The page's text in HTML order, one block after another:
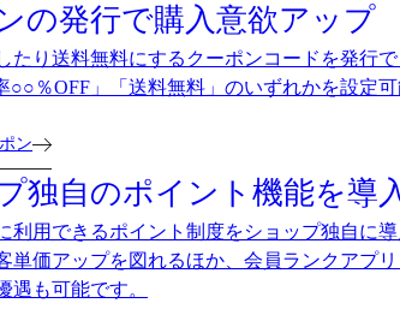
の発行で購入意欲アップ
たり送料無料にするクーポンコードを発行
○○％OFF」「送料無料」のいずれかを設定可
ン
独自のポイント機能を導
利用できるポイント制度をショップ独自に
単価アップを図れるほか、会員ランクアプ
遇も可能です。